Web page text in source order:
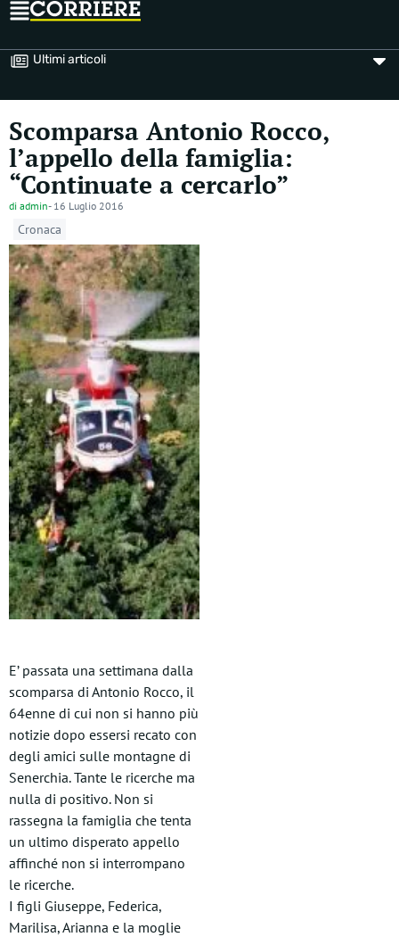
Ultimi articoli
Scomparsa Antonio Rocco,
l’appello della famiglia:
“Continuate a cercarlo”
di admin- 16 Luglio 2016
Cronaca
E’ passata una settimana dalla
scomparsa di Antonio Rocco, il
64enne di cui non si hanno più
notizie dopo essersi recato con
degli amici sulle montagne di
Senerchia. Tante le ricerche ma
nulla di positivo. Non si
rassegna la famiglia che tenta
un ultimo disperato appello
affinché non si interrompano
le ricerche.
I figli Giuseppe, Federica,
Marilisa, Arianna e la moglie